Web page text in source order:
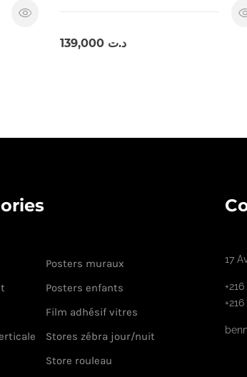
د.ت
Posters muraux
Posters enfants
Film adhésif vitres
Stores zébra jour/nuit
Store rouleau
17